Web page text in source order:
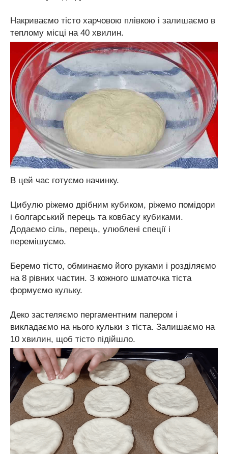
Накриваємо тісто харчовою плівкою і залишаємо в
теплому місці на 40 хвилин.
В цей час готуємо начинку.
Цибулю ріжемо дрібним кубиком, ріжемо помідори
і болгарський перець та ковбасу кубиками.
Додаємо сіль, перець, улюблені спеції і
перемішуємо.
Беремо тісто, обминаємо його руками і розділяємо
на 8 рівних частин. З кожного шматочка тіста
формуємо кульку.
Деко застеляємо пергаментним папером і
викладаємо на нього кульки з тіста. Залишаємо на
10 хвилин, щоб тісто підійшло.